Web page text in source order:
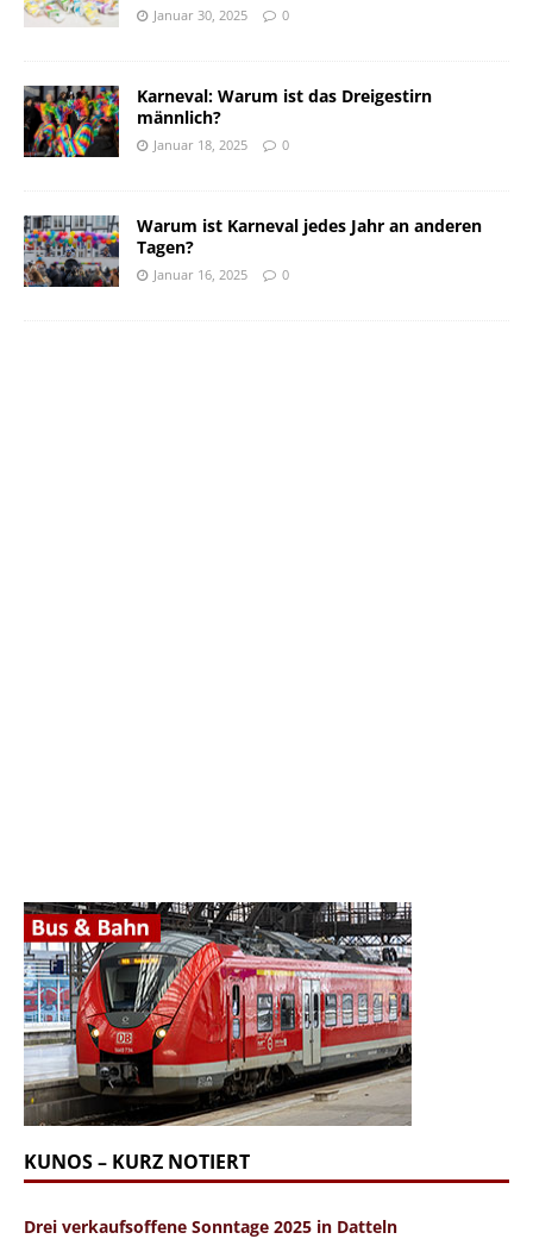
Januar 30, 2025 0
Karneval: Warum ist das Dreigestirn
männlich?
Januar 18, 2025 0
Warum ist Karneval jedes Jahr an anderen
Tagen?
Januar 16, 2025 0
KUNOS – KURZ NOTIERT
Drei verkaufsoffene Sonntage 2025 in Datteln